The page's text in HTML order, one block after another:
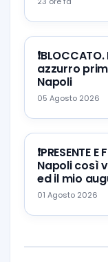
azzurro
Napoli
05 Agosto 2026
❗️PRESENTE
Napoli così
ed il mio
01 Agosto 2026